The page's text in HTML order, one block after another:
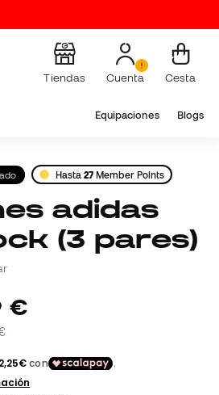
Tiendas Cuenta Cesta
Equipaciones Blogs
Hasta27 Member Points
(3 pares)
€